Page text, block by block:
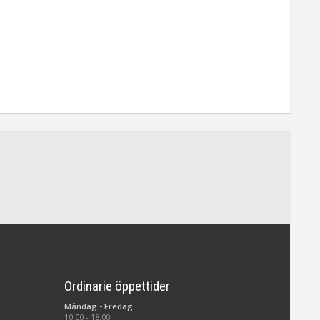
Ordinarie öppettider
Måndag - Fredag
10:00 - 18:00